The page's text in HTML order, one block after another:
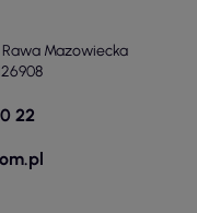
Mazowiecka
22